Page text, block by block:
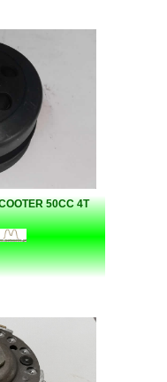
50CC 4T